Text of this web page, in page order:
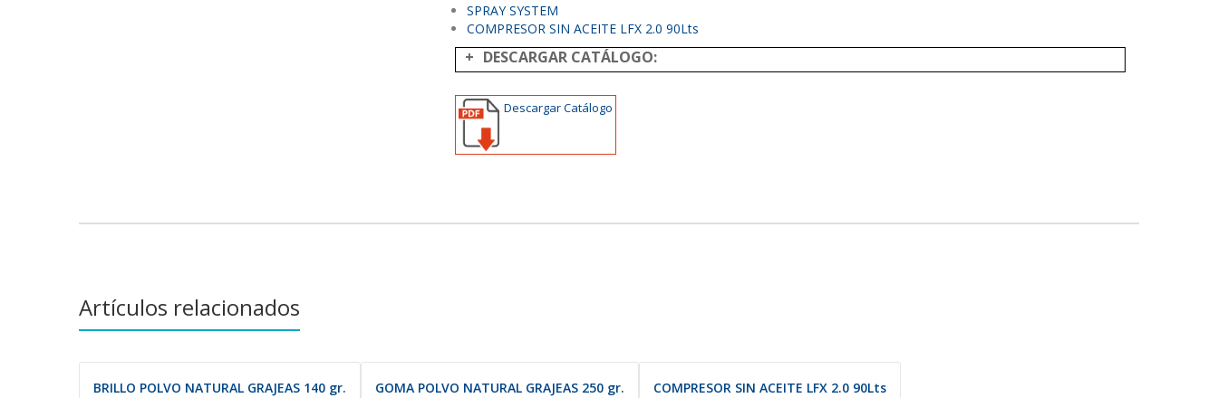
SPRAY SYSTEM
COMPRESOR SIN ACEITE LFX 2.0 90Lts
DESCARGAR CATÁLOGO:
Descargar Catálogo
Artículos relacionados
BRILLO POLVO NATURAL GRAJEAS 140 gr. GOMA POLVO NATURAL GRAJEAS 250 gr. COMPRESOR SIN ACEITE LFX 2.0 90Lts